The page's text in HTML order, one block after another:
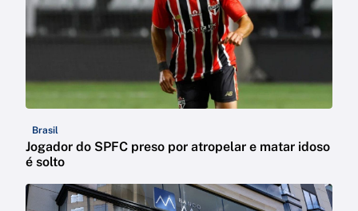
Brasil
Jogador do SPFC preso por atropelar e matar idoso
é solto